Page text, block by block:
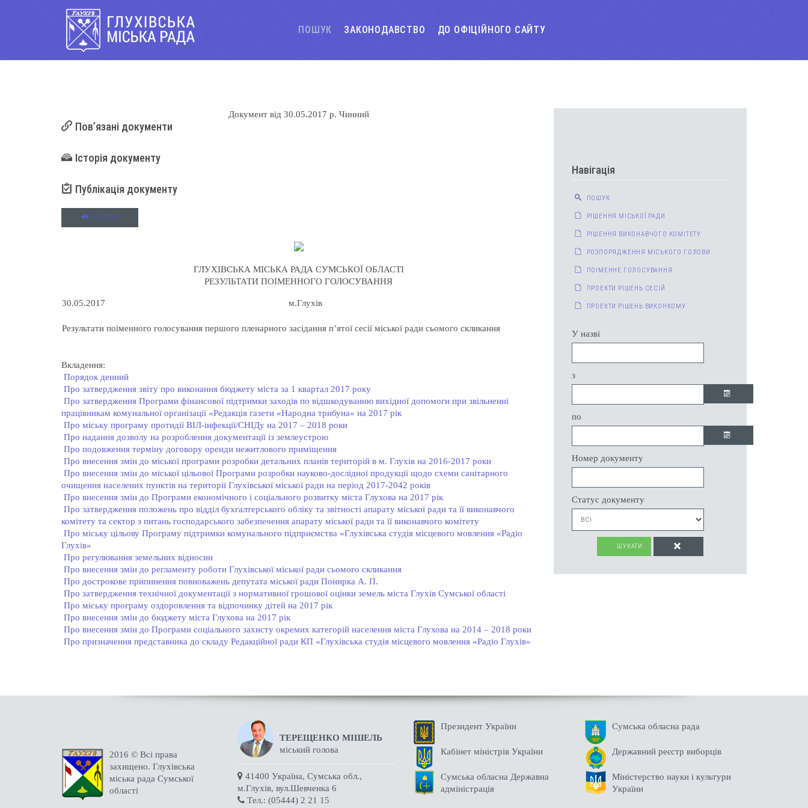
ПОШУК ЗАКОНОДАВСТВО ДО ОФІЦІЙНОГО САЙТУ
Документ від 30.05.2017 р. Чинний
Пов’язані документи
Історія документу
Публікація документу
НА ДРУК
ГЛУХІВСЬКА МІСЬКА РАДА СУМСЬКОЇ ОБЛАСТІ
РЕЗУЛЬТАТИ ПОІМЕННОГО ГОЛОСУВАННЯ
30.05.2017 м.Глухів
Результати поіменного голосування першого пленарного засідання п’ятої сесії міської ради сьомого скликання
Вкладення:
Порядок денний
Про затвердження звіту про виконання бюджету міста за 1 квартал 2017 року
Про затвердження Програми фінансової підтримки заходів по відшкодуванню вихідної допомоги при звільненні
працівникам комунальної організації «Редакція газети «Народна трибуна» на 2017 рік
Про міську програму протидії ВІЛ-інфекції/СНІДу на 2017 – 2018 роки
Про надання дозволу на розроблення документації із землеустрою
Про подовження терміну договору оренди нежитлового приміщення
Про внесення змін до міської програми розробки детальних планів територій в м. Глухів на 2016-2017 роки
Про внесення змін до міської цільової Програми розробки науково-дослідної продукції щодо схеми санітарного
очищення населених пунктів на території Глухівської міської ради на період 2017-2042 років
Про внесення змін до Програми економічного і соціального розвитку міста Глухова на 2017 рік
Про затвердження положень про відділ бухгалтерського обліку та звітності апарату міської ради та її виконавчого
комітету та сектор з питань господарського забезпечення апарату міської ради та її виконавчого комітету
Про міську цільову Програму підтримки комунального підприємства «Глухівська студія місцевого мовлення «Радіо
Глухів»
Про регулювання земельних відносин
Про внесення змін до регламенту роботи Глухівської міської ради сьомого скликання
Про дострокове припинення повноважень депутата міської ради Понирка А. П.
Про затвердження технічної документації з нормативної грошової оцінки земель міста Глухів Сумської області
Про міську програму оздоровлення та відпочинку дітей на 2017 рік
Про внесення змін до бюджету міста Глухова на 2017 рік
Про внесення змін до Програми соціального захисту окремих категорій населення міста Глухова на 2014 – 2018 роки
Про призначення представника до складу Редакційної ради КП «Глухівська студія місцевого мовлення «Радіо Глухів»
Навігація
ПОШУК
РІШЕННЯ МІСЬКОЇ РАДИ
РІШЕННЯ ВИКОНАВЧОГО КОМІТЕТУ
РОЗПОРЯДЖЕННЯ МІСЬКОГО ГОЛОВИ
ПОІМЕННЕ ГОЛОСУВАННЯ
ПРОЕКТИ РІШЕНЬ СЕСІЙ
ПРОЕКТИ РІШЕНЬ ВИКОНКОМУ
У назві
з
по
Номер документу
Статус документу
ШУКАТИ
2016 © Всі права
захищено. Глухівська
міська рада Сумської
області
ТЕРЕЩЕНКО МІШЕЛЬ
міський голова
41400 Україна, Сумська обл.,
м.Глухів, вул.Шевченка 6
Tел.: (05444) 2 21 15
Президент України Сумська обласна рада
Кабінет міністрів України Державний реєстр виборців
Сумська обласна Державна
адміністрація
Міністерство науки і культури
України